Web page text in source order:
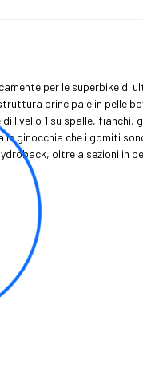
per le superbike di
principale in pelle
livello 1 su spalle, fianchi,
ginocchia che i gomiti
oltre a sezioni in